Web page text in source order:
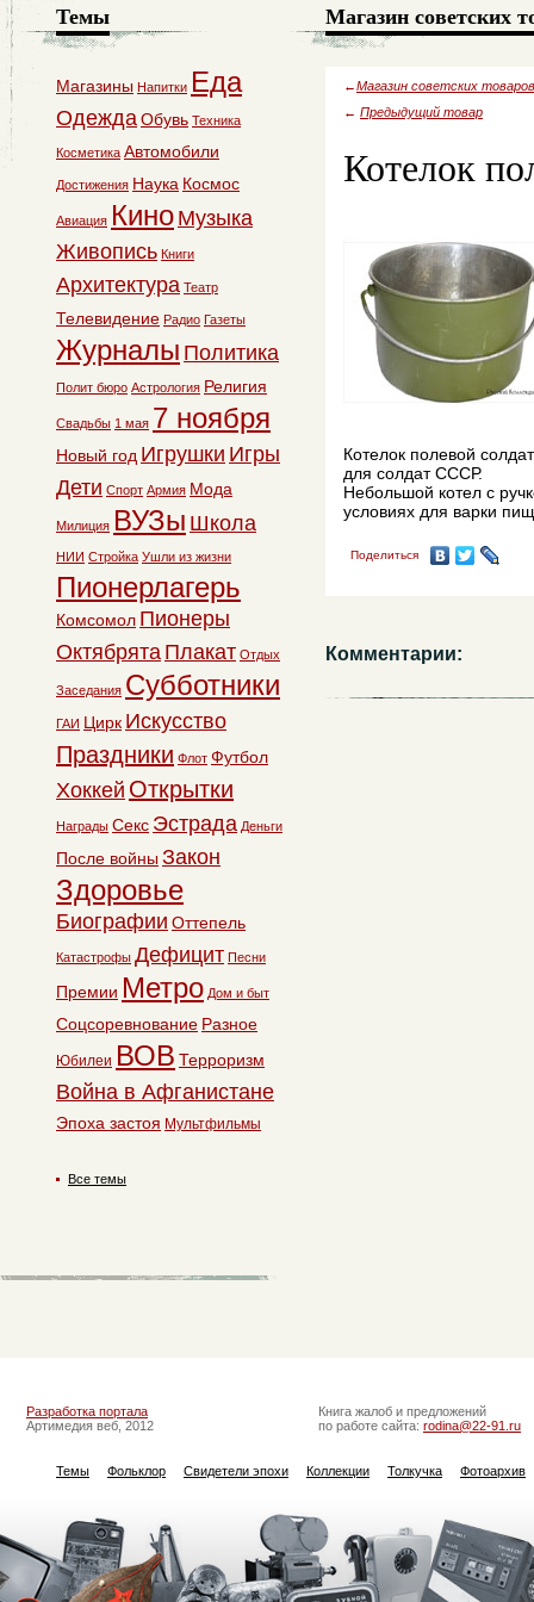
Магазин советских
←Магазин советских товаров
← Предыдущий товар
Котелок
Котелок полевой
для солдат СССР.
Небольшой котел с
условиях для варки
Поделиться
Комментарии:
Темы
Магазины Напитки Еда
ОдеждаОбувь Техника
Косметика Автомобили
Достижения Наука Космос
Авиация Кино Музыка
Живопись Книги
Архитектура Театр
Телевидение Радио Газеты
Журналы Политика
Полит бюро Астрология Религия
Свадьбы 1 мая 7 ноября
Новый год Игрушки Игры
Дети Спорт Армия Мода
Милиция ВУЗы Школа
НИИ Стройка Ушли из жизни
Пионерлагерь
Комсомол Пионеры
Октябрята Плакат Отдых
Заседания Субботники
ГАИ Цирк Искусство
Праздники Флот Футбол
Хоккей Открытки
Награды Секс Эстрада Деньги
После войны Закон
Здоровье
Биографии Оттепель
Катастрофы Дефицит Песни
Премии Метро Дом и быт
Соцсоревнование Разное
Юбилеи ВОВ Терроризм
Война в Афганистане
Эпоха застоя Мультфильмы
Все темы
Разработка портала
Артимедия веб, 2012
Книга жалоб и предложений
по работе сайта: rodina@22-91.ru
Темы Фольклор Свидетели эпохи Коллекции Толкучка Фотоархив